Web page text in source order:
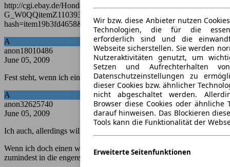
http://cgi.ebay.de/Honda-N600-
A
anon18010486
June 05, 2009
Fest steht, wenn ich einen haben wollte, hätte ich ihn bereits.
A
anon32625740
June 05, 2009
Ich auch, allerdings will ich keinen.
Wenn ich doch einen wollte, würde ich den Schweizer nehmen,
zumindest in die engere Wahl.
Wir bzw. diese Anbieter nutzen
Technologien, die für die
erforderlich sind und die
Webseite sicherstellen. Sie werden
Nutzeraktivitäten genutzt, um
Setzen und Aufrechterhalten
Datenschutzeinstellungen zu
dieser Cookies bzw. ähnlicher
nicht abgeschaltet werden.
Browser diese Cookies oder ähnliche
darauf hinweisen. Das Blockieren
Tools kann die Funktionalität der
Erweiterte Seitenfunktionen